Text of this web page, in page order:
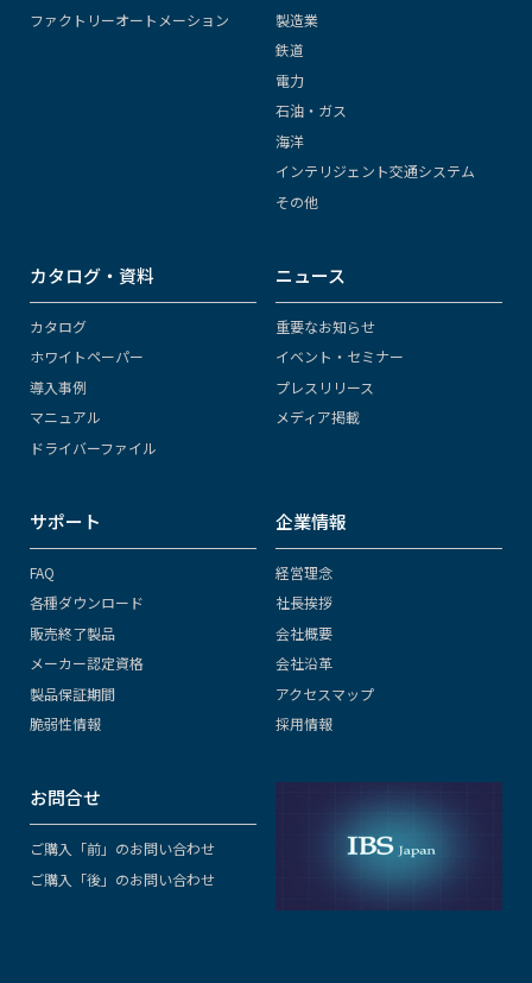
ファクトリーオートメーション
製造業
鉄道
電力
石油・ガス
海洋
インテリジェント交通システム
その他
カタログ・資料
カタログ
ホワイトペーパー
導入事例
マニュアル
ドライバーファイル
ニュース
重要なお知らせ
イベント・セミナー
プレスリリース
メディア掲載
サポート
FAQ
各種ダウンロード
販売終了製品
メーカー認定資格
製品保証期間
脆弱性情報
企業情報
経営理念
社長挨拶
会社概要
会社沿革
アクセスマップ
採用情報
お問合せ
ご購入「前」のお問い合わせ
ご購入「後」のお問い合わせ